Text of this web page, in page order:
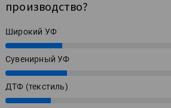
производство?
Широкий УФ
25%
Сувенирный УФ
27%
ДТФ (текстиль)
20%